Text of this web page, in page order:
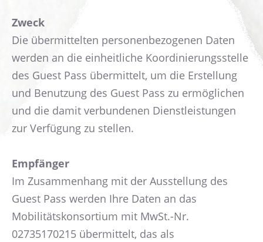
Zweck
Die übermittelten personenbezogenen Daten
werden an die einheitliche Koordinierungsstelle
des Guest Pass übermittelt, um die Erstellung
und Benutzung des Guest Pass zu ermöglichen
und die damit verbundenen Dienstleistungen
zur Verfügung zu stellen.
Empfänger
Im Zusammenhang mit der Ausstellung des
Guest Pass werden Ihre Daten an das
Mobilitätskonsortium mit MwSt.-Nr.
02735170215 übermittelt, das als